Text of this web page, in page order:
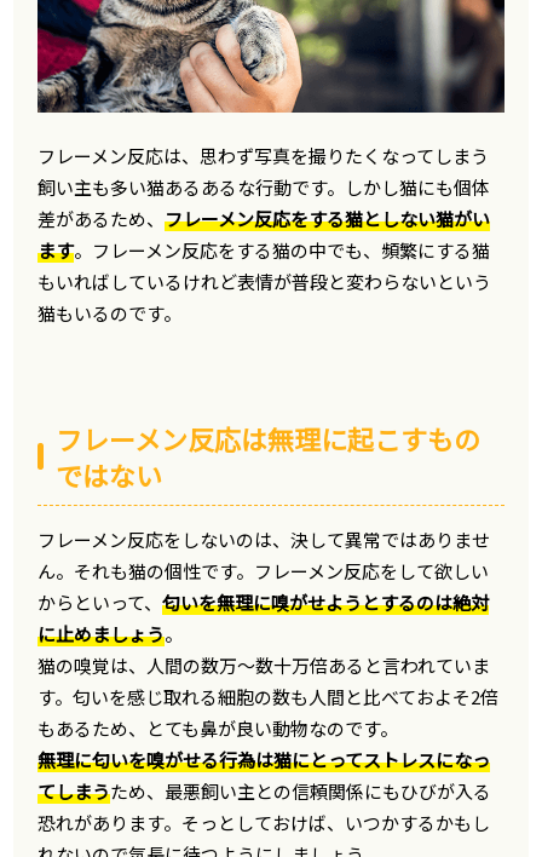
フレーメン反応は、思わず写真を撮りたくなってしまう
飼い主も多い猫あるあるな行動です。しかし猫にも個体
差があるため、フレーメン反応をする猫としない猫がい
ます。フレーメン反応をする猫の中でも、頻繁にする猫
もいればしているけれど表情が普段と変わらないという
猫もいるのです。
フレーメン反応は無理に起こすもの
ではない
フレーメン反応をしないのは、決して異常ではありませ
ん。それも猫の個性です。フレーメン反応をして欲しい
からといって、匂いを無理に嗅がせようとするのは絶対
に止めましょう。
猫の嗅覚は、人間の数万～数十万倍あると言われていま
す。匂いを感じ取れる細胞の数も人間と比べておよそ2倍
もあるため、とても鼻が良い動物なのです。
無理に匂いを嗅がせる行為は猫にとってストレスになっ
てしまうため、最悪飼い主との信頼関係にもひびが入る
恐れがあります。そっとしておけば、いつかするかもし